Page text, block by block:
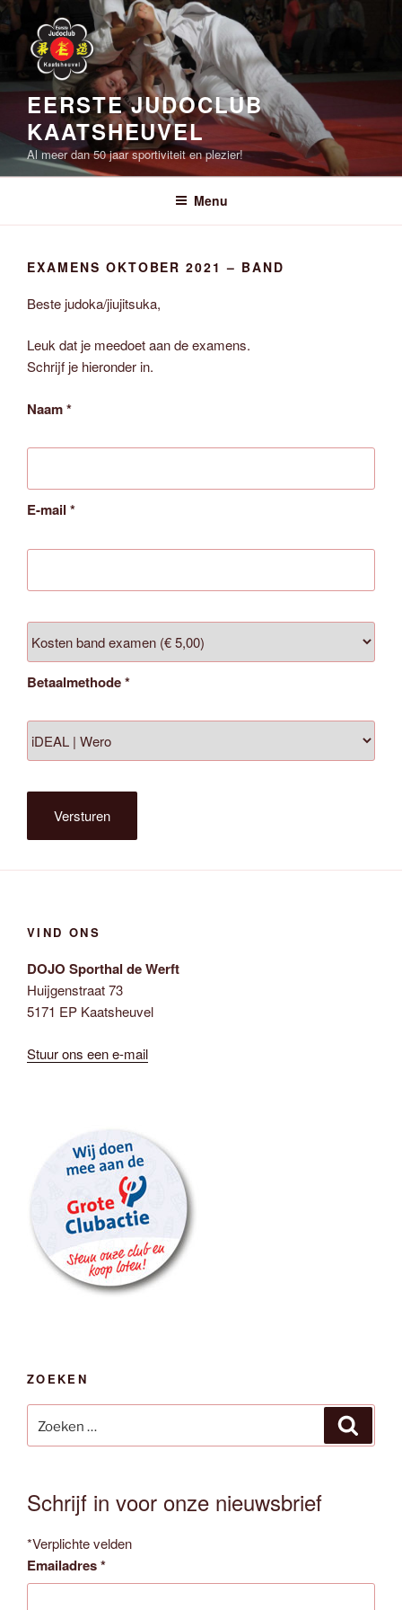
Ga
naar
inhoud
EERSTE JUDOCLUB
KAATSHEUVEL
Al meer dan 50 jaar sportiviteit en plezier!
Menu
EXAMENS OKTOBER 2021 – BAND
Beste judoka/jiujitsuka,
Leuk dat je meedoet aan de examens.
Schrijf je hieronder in.
Naam*
E-mail *
Betaalmethode*
Versturen
VIND ONS
DOJO Sporthal de Werft
Huijgenstraat 73
5171 EP Kaatsheuvel
Stuur ons een e-mail
ZOEKEN
naar:
Schrijf in voor onze nieuwsbrief
*Verplichte velden
Emailadres*